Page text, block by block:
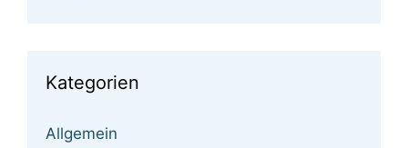
Kategorien
Allgemein